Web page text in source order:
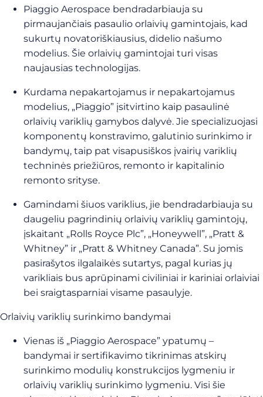
Piaggio Aerospace bendradarbiauja su
pirmaujančiais pasaulio orlaivių gamintojais, kad
sukurtų novatoriškiausius, didelio našumo
modelius. Šie orlaivių gamintojai turi visas
naujausias technologijas.
Kurdama nepakartojamus ir nepakartojamus
modelius, „Piaggio” įsitvirtino kaip pasaulinė
orlaivių variklių gamybos dalyvė. Jie specializuojasi
komponentų konstravimo, galutinio surinkimo ir
bandymų, taip pat visapusiškos įvairių variklių
techninės priežiūros, remonto ir kapitalinio
remonto srityse.
Gamindami šiuos variklius, jie bendradarbiauja su
daugeliu pagrindinių orlaivių variklių gamintojų,
įskaitant „Rolls Royce Plc”, „Honeywell”, „Pratt &
Whitney” ir „Pratt & Whitney Canada”. Su jomis
pasirašytos ilgalaikės sutartys, pagal kurias jų
varikliais bus aprūpinami civiliniai ir kariniai orlaiviai
bei sraigtasparniai visame pasaulyje.
Orlaivių variklių surinkimo bandymai
Vienas iš „Piaggio Aerospace” ypatumų –
bandymai ir sertifikavimo tikrinimas atskirų
surinkimo modulių konstrukcijos lygmeniu ir
orlaivių variklių surinkimo lygmeniu. Visi šie